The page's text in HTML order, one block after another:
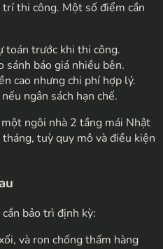
thi công. Một số điểm cần
toán trước khi thi công.
sánh báo giá nhiều bên.
cao nhưng chi phí hợp lý.
ngân sách hạn chế.
ngôi nhà 2 tầng mái Nhật
tuỳ quy mô và điều kiện
bảo trì định kỳ:
và ron chống thấm hàng